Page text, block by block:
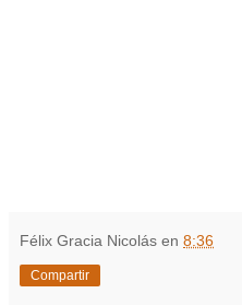
Félix Gracia Nicolás en 8:36
Compartir